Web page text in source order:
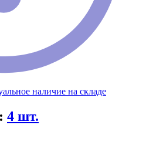
наличие на складе
4 шт.